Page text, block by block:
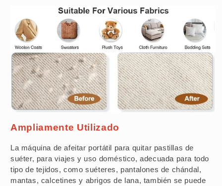
Ampliamente Utilizado
La máquina de afeitar portátil para quitar pastillas de
suéter, para viajes y uso doméstico, adecuada para todo
tipo de tejidos, como suéteres, pantalones de chándal,
mantas, calcetines y abrigos de lana, también se puede